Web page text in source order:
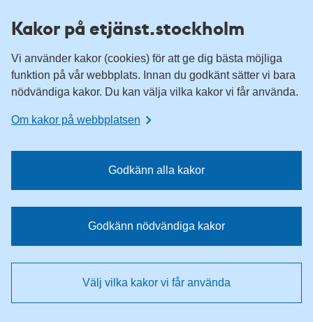
Kakor på etjänst.stockholm
Vi använder kakor (cookies) för att ge dig bästa möjliga
funktion på vår webbplats. Innan du godkänt sätter vi bara
nödvändiga kakor. Du kan välja vilka kakor vi får använda.
Om kakor på webbplatsen
Godkänn alla kakor
Godkänn nödvändiga kakor
Välj vilka kakor vi får använda